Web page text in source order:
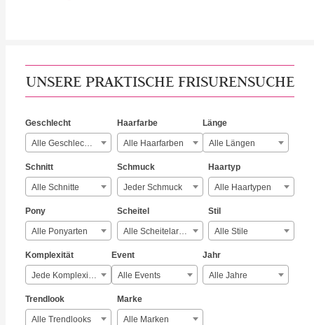
UNSERE PRAKTISCHE FRISURENSUCHE
Geschlecht
Alle Geschlechter
Haarfarbe
Alle Haarfarben
Länge
Alle Längen
Schnitt
Alle Schnitte
Schmuck
Jeder Schmuck
Haartyp
Alle Haartypen
Pony
Alle Ponyarten
Scheitel
Alle Scheitelarten
Stil
Alle Stile
Komplexität
Jede Komplexität
Event
Alle Events
Jahr
Alle Jahre
Trendlook
Alle Trendlooks
Marke
Alle Marken